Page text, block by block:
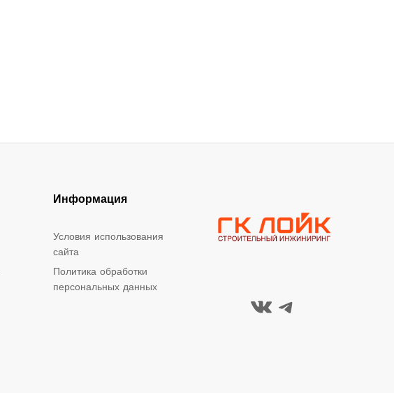
Информация
Условия использования
сайта
Политика обработки
персональных данных